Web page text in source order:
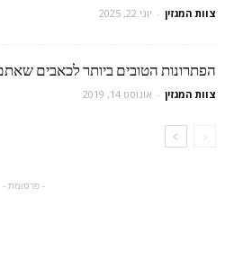
צוות המגזין - יוני 22, 2025
הפתרונות הטובים ביותר לכאבים
צוות המגזין - אוגוסט 14, 2019
- פרסומת -